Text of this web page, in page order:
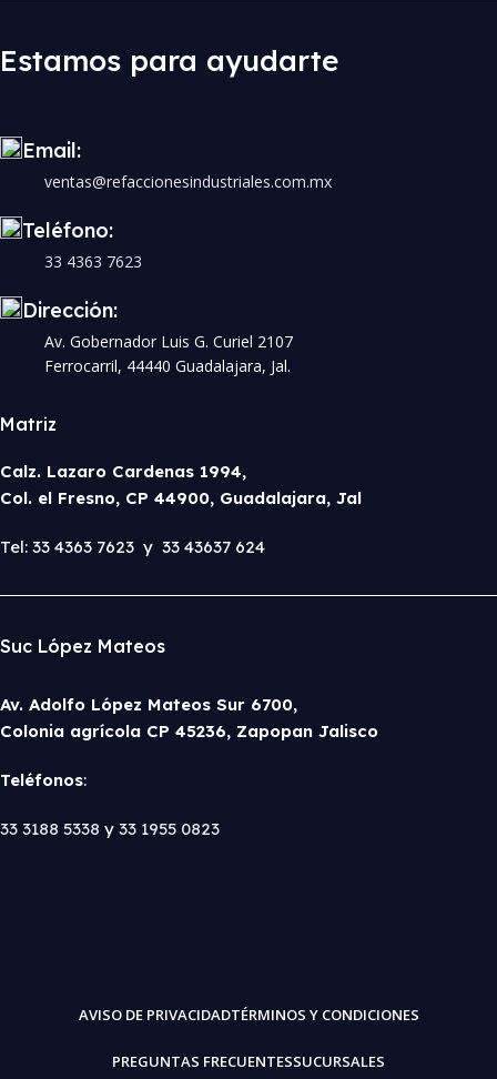
Estamos para ayudarte
Email:
ventas@refaccionesindustriales.com.mx
Teléfono:
33 4363 7623
Dirección:
Av. Gobernador Luis G. Curiel 2107
Ferrocarril, 44440 Guadalajara, Jal.
Matriz
Calz. Lazaro Cardenas 1994,
Col. el Fresno, CP 44900, Guadalajara, Jal
Tel: 33 4363 7623 y 33 43637 624
Suc López Mateos
Av. Adolfo López Mateos Sur 6700,
Colonia agrícola CP 45236, Zapopan Jalisco
Teléfonos:
33 3188 5338 y 33 1955 0823
AVISO DE PRIVACIDADTÉRMINOS Y CONDICIONES
PREGUNTAS FRECUENTESSUCURSALES